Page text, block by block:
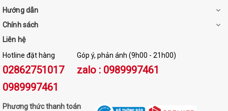
Hướng dẫn
Chính sách
Liên hệ
Hotline đặt hàng
02862751017
0989997461
Góp ý, phản ánh (9h00 - 21h00)
zalo : 0989997461
Phương thức thanh toán